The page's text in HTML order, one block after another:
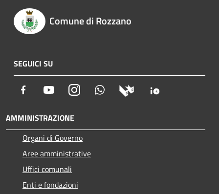
Comune di Rozzano
SEGUICI SU
Facebook YoutubeInstagram Whatsapp
AMMINISTRAZIONE
Organi di Governo
Aree amministrative
Uffici comunali
Enti e fondazioni